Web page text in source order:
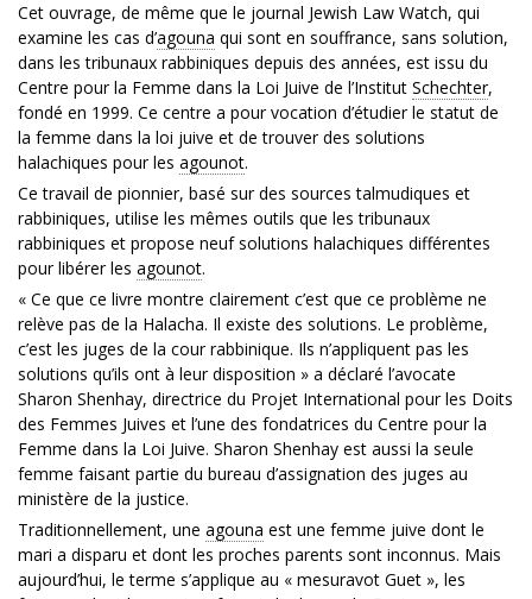
Cet ouvrage, de même que le journal Jewish Law Watch, qui
examine les cas d’agouna qui sont en souffrance, sans solution,
dans les tribunaux rabbiniques depuis des années, est issu du
Centre pour la Femme dans la Loi Juive de l’Institut Schechter,
fondé en 1999. Ce centre a pour vocation d’étudier le statut de
la femme dans la loi juive et de trouver des solutions
halachiques pour les agounot.
Ce travail de pionnier, basé sur des sources talmudiques et
rabbiniques, utilise les mêmes outils que les tribunaux
rabbiniques et propose neuf solutions halachiques différentes
pour libérer les agounot.
« Ce que ce livre montre clairement c’est que ce problème ne
relève pas de la Halacha. Il existe des solutions. Le problème,
c’est les juges de la cour rabbinique. Ils n’appliquent pas les
solutions qu’ils ont à leur disposition » a déclaré l’avocate
Sharon Shenhay, directrice du Projet International pour les Doits
des Femmes Juives et l’une des fondatrices du Centre pour la
Femme dans la Loi Juive. Sharon Shenhay est aussi la seule
femme faisant partie du bureau d’assignation des juges au
ministère de la justice.
Traditionnellement, une agouna est une femme juive dont le
mari a disparu et dont les proches parents sont inconnus. Mais
aujourd’hui, le terme s’applique au « mesuravot Guet », les